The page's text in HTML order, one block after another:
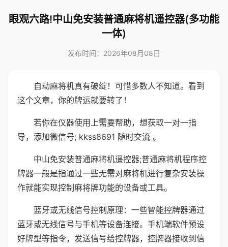
眼观六路!中山免安装普通麻将机遥控器(多功能
一体)
发布时间：2026年08月08日
自动麻将机真有破绽！可惜多数人不知道。看到
这个文章，你的牌运就要转了！
若你在仪器使用上需要帮助，想获取一对一指
导，添加微信号; kkss8691 随时交流 。
中山免安装普通麻将机遥控器;普通麻将机程序控
牌器一般是指通过一些无需对麻将机进行复杂安装操
作就能实现控制麻将牌功能的设备或工具。
蓝牙或无线信号控制原理：一些智能控牌器通过
蓝牙或无线信号与手机等设备连接。手机端软件预设
好牌型等指令，发送信号给控牌器，控牌器接收到信